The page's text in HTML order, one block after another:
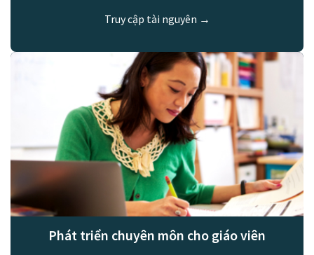
Truy cập tài nguyên →
Phát triển chuyên môn cho giáo viên